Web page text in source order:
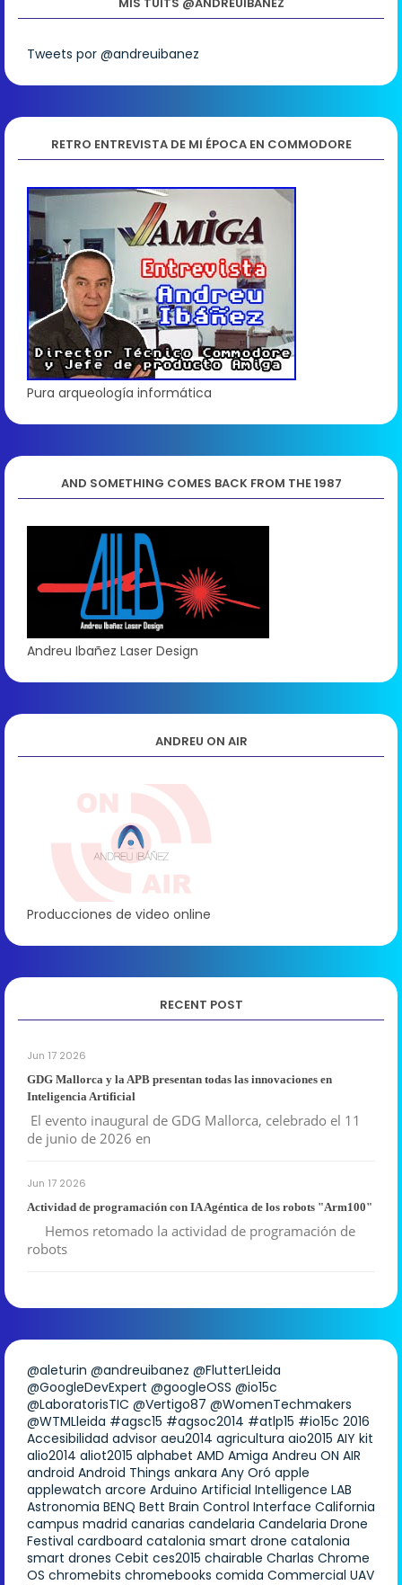
Tweets por @andreuibanez
RETRO ENTREVISTA DE MI ÉPOCA EN COMMODORE
Pura arqueología informática
AND SOMETHING COMES BACK FROM THE 1987
Andreu Ibañez Laser Design
ANDREU ON AIR
Producciones de video online
RECENT POST
Jun 17 2026
GDG Mallorca y la APB presentan todas las innovaciones en
Inteligencia Artificial
El evento inaugural de GDG Mallorca, celebrado el 11
de junio de 2026 en
Jun 17 2026
Actividad de programación con IA Agéntica de los robots "Arm100"
Hemos retomado la actividad de programación de
robots
@aleturin @andreuibanez @FlutterLleida
@GoogleDevExpert @googleOSS @io15c
@LaboratorisTIC @Vertigo87 @WomenTechmakers
@WTMLleida #agsc15 #agsoc2014 #atlp15 #io15c 2016
Accesibilidad advisor aeu2014 agricultura aio2015 AIY kit
alio2014 aliot2015 alphabet AMD Amiga Andreu ON AIR
android Android Things ankara Any Oró apple
applewatch arcore Arduino Artificial Intelligence LAB
Astronomia BENQ Bett Brain Control Interface California
campus madrid canarias candelaria Candelaria Drone
Festival cardboard catalonia smart drone catalonia
smart drones Cebit ces2015 chairable Charlas Chrome
OS chromebits chromebooks comida Commercial UAV